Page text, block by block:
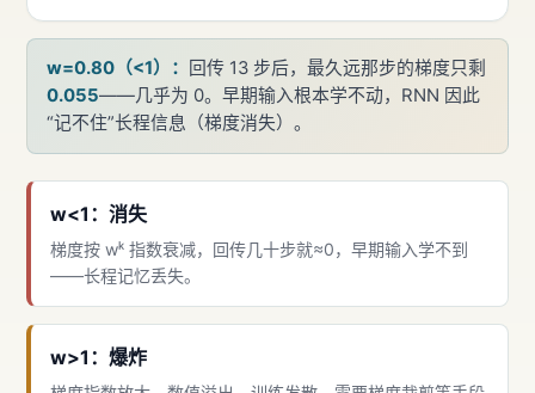
w=0.80（<1）：
回传 13 步后，最久远那步的梯度只剩
0.055——几乎为 0。早期输入根本学不动，RNN 因此
“记不住”长程信息（梯度消失）。
w<1：消失
梯度按 wᵏ 指数衰减，回传几十步就≈0，早期输入学不到
——长程记忆丢失。
w>1：爆炸